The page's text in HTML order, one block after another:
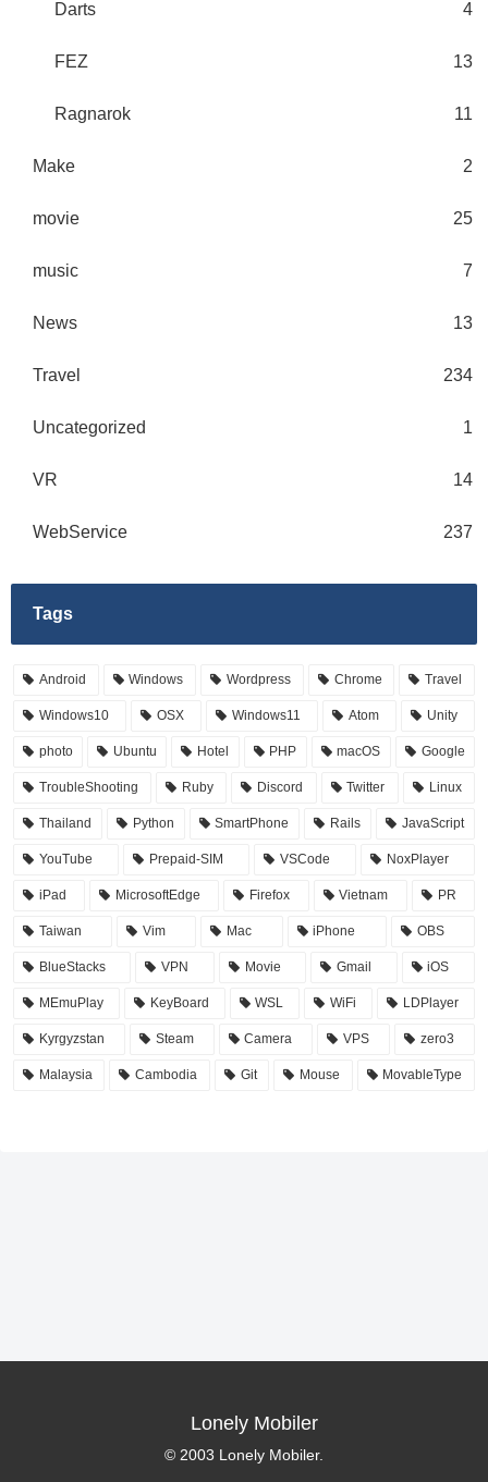
Darts 4
FEZ 13
Ragnarok 11
Make 2
movie 25
music 7
News 13
Travel 234
Uncategorized 1
VR 14
WebService 237
Tags
Android Windows Wordpress Chrome Travel
Windows10 OSX Windows11 Atom Unity
photo Ubuntu Hotel PHP macOS Google
TroubleShooting Ruby Discord Twitter Linux
Thailand Python SmartPhone Rails JavaScript
YouTube Prepaid-SIM VSCode NoxPlayer
iPad MicrosoftEdge Firefox Vietnam PR
Taiwan Vim Mac iPhone OBS
BlueStacks VPN Movie Gmail iOS
MEmuPlay KeyBoard WSL WiFi LDPlayer
Kyrgyzstan Steam Camera VPS zero3
Malaysia Cambodia Git Mouse MovableType
Lonely Mobiler
© 2003 Lonely Mobiler.